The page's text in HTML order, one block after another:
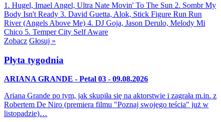
1. Hugel, Imael Angel, Ultra Nate Movin' To The Sun 2. Sombr My
Body Isn't Ready 3. David Guetta, Alok, Stick Figure Run Run
River (Angels Above Me) 4. DJ Goja, Jason Derulo, Melody Mi
Chico 5. Temper City Self Aware
Zobacz Głosuj »
Płyta tygodnia
ARIANA GRANDE - Petal 03 - 09.08.2026
Ariana Grande po tym, jak skupiła się na aktorstwie i zagrała m.in. z
Robertem De Niro (premiera filmu "Poznaj swojego teścia" już w
listopadzie)…